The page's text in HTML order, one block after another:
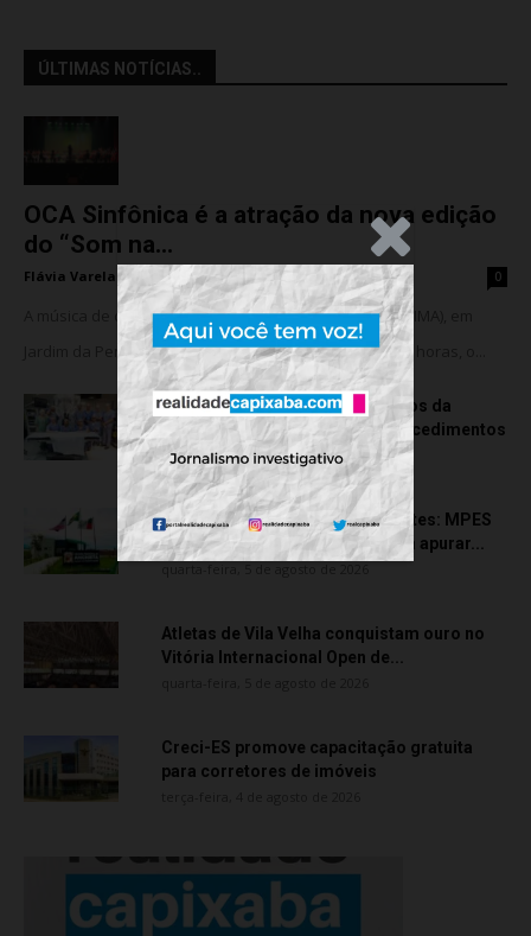
.Anúncio
ÚLTIMAS NOTÍCIAS..
OCA Sinfônica é a atração da nova edição
do “Som na...
Flávia Varela - sexta-feira, 7 de agosto de 2026 0
A música de câmara vai ocupar o Instituto Marlin Azul (IMA), em
Jardim da Penha, nesta sexta-feira (07). A partir das 18 horas, o...
Rede hospitalar celebra seis anos da
cirurgia robótica com 1.845 procedimentos
quinta-feira, 6 de agosto de 2026
Transporte particular de pacientes: MPES
aciona Câmara de Anchieta para apurar...
Atletas de Vila Velha conquistam ouro no
Vitória Internacional Open de...
Creci-ES promove capacitação gratuita
para corretores de imóveis